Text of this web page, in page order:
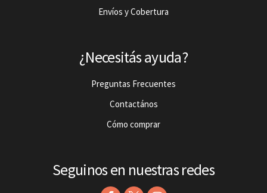
Envíos y Cobertura
¿Necesitás ayuda?
Preguntas Frecuentes
Contactános
Cómo comprar
Seguinos en nuestras redes